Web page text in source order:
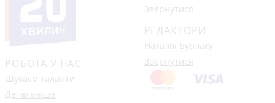
РОБОТА У НАС
Шукаєм таланти
Детальніше
Звернутися
РЕДАКТОРИ
Наталія Бурлаку
Звернутися